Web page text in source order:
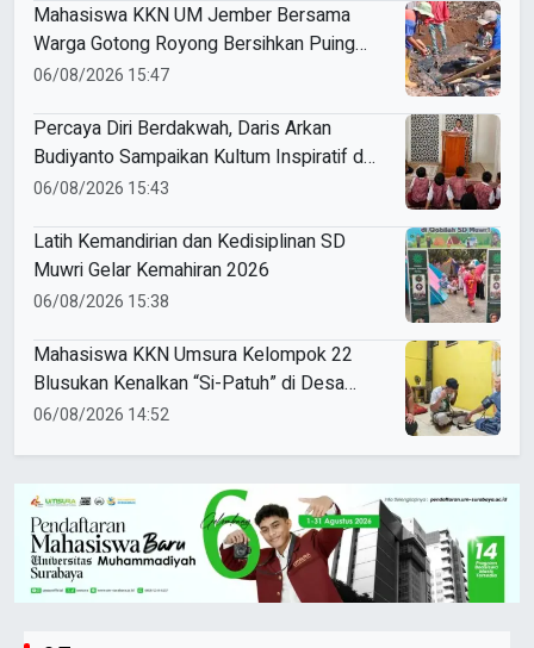
Mahasiswa KKN UM Jember Bersama
Warga Gotong Royong Bersihkan Puing
Rumah Korban Kebakaran di Desa
06/08/2026 15:47
Percaya Diri Berdakwah, Daris Arkan
Budiyanto Sampaikan Kultum Inspiratif di
Masjid Baiturrahman
06/08/2026 15:43
Latih Kemandirian dan Kedisiplinan SD
Muwri Gelar Kemahiran 2026
06/08/2026 15:38
Mahasiswa KKN Umsura Kelompok 22
Blusukan Kenalkan “Si-Patuh” di Desa
Banjarkejen
06/08/2026 14:52